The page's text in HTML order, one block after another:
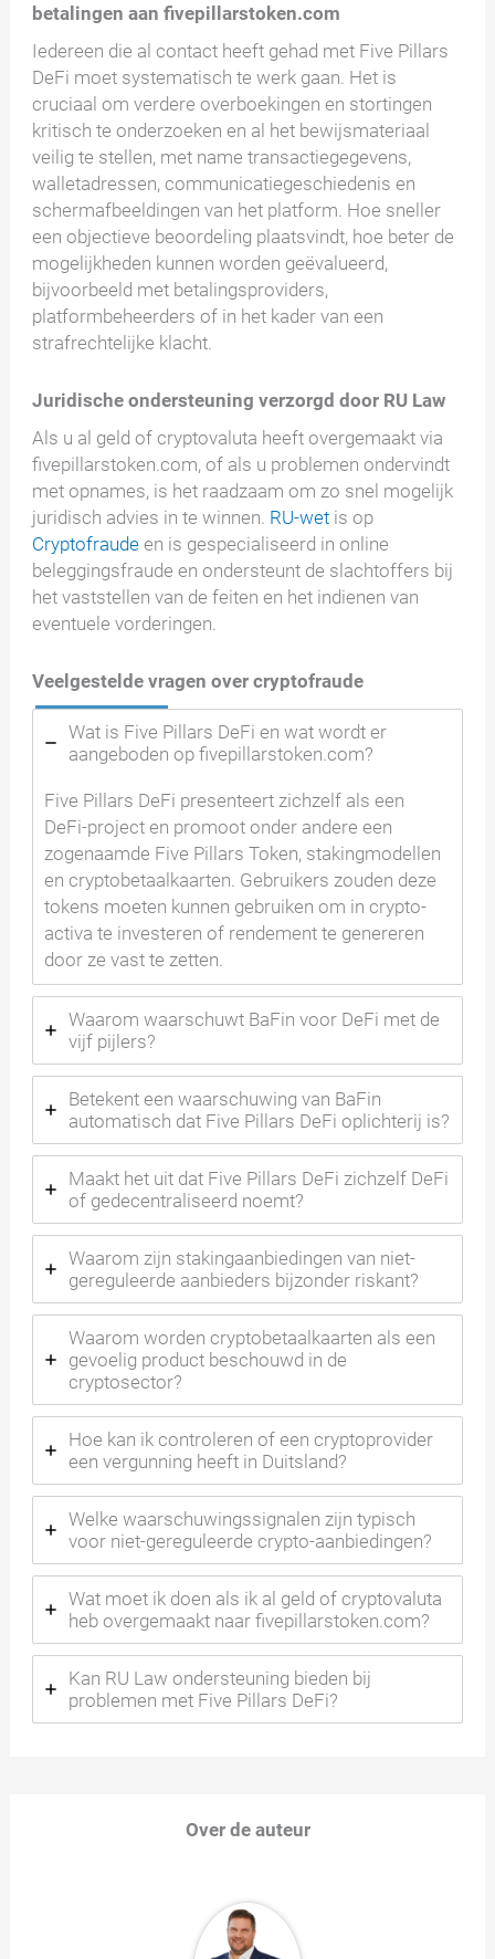
betalingen aan fivepillarstoken.com
Iedereen die al contact heeft gehad met Five Pillars
DeFi moet systematisch te werk gaan. Het is
cruciaal om verdere overboekingen en stortingen
kritisch te onderzoeken en al het bewijsmateriaal
veilig te stellen, met name transactiegegevens,
walletadressen, communicatiegeschiedenis en
schermafbeeldingen van het platform. Hoe sneller
een objectieve beoordeling plaatsvindt, hoe beter de
mogelijkheden kunnen worden geëvalueerd,
bijvoorbeeld met betalingsproviders,
platformbeheerders of in het kader van een
strafrechtelijke klacht.
Juridische ondersteuning verzorgd door RU Law
Als u al geld of cryptovaluta heeft overgemaakt via
fivepillarstoken.com, of als u problemen ondervindt
met opnames, is het raadzaam om zo snel mogelijk
juridisch advies in te winnen. RU-wet is op
Cryptofraude en is gespecialiseerd in online
beleggingsfraude en ondersteunt de slachtoffers bij
het vaststellen van de feiten en het indienen van
eventuele vorderingen.
Veelgestelde vragen over cryptofraude
Wat is Five Pillars DeFi en wat wordt er
aangeboden op fivepillarstoken.com?
Five Pillars DeFi presenteert zichzelf als een
DeFi-project en promoot onder andere een
zogenaamde Five Pillars Token, stakingmodellen
en cryptobetaalkaarten. Gebruikers zouden deze
tokens moeten kunnen gebruiken om in crypto-
activa te investeren of rendement te genereren
door ze vast te zetten.
Waarom waarschuwt BaFin voor DeFi met de
vijf pijlers?
Betekent een waarschuwing van BaFin
automatisch dat Five Pillars DeFi oplichterij is?
Maakt het uit dat Five Pillars DeFi zichzelf DeFi
of gedecentraliseerd noemt?
Waarom zijn stakingaanbiedingen van niet-
gereguleerde aanbieders bijzonder riskant?
Waarom worden cryptobetaalkaarten als een
gevoelig product beschouwd in de
cryptosector?
Hoe kan ik controleren of een cryptoprovider
een vergunning heeft in Duitsland?
Welke waarschuwingssignalen zijn typisch
voor niet-gereguleerde crypto-aanbiedingen?
Wat moet ik doen als ik al geld of cryptovaluta
heb overgemaakt naar fivepillarstoken.com?
Kan RU Law ondersteuning bieden bij
problemen met Five Pillars DeFi?
Over de auteur